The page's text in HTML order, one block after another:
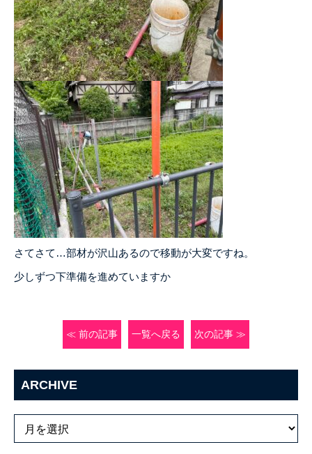
さてさて…部材が沢山あるので移動が大変ですね。
少しずつ下準備を進めていますか
≪ 前の記事 一覧へ戻る 次の記事 ≫
ARCHIVE